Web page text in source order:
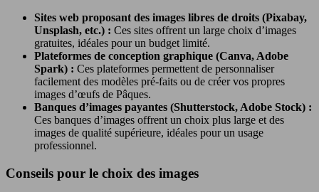
Sites web proposant des images libres de droits (Pixabay,
Unsplash, etc.) : Ces sites offrent un large choix d’images
gratuites, idéales pour un budget limité.
Plateformes de conception graphique (Canva, Adobe
Spark) : Ces plateformes permettent de personnaliser
facilement des modèles pré-faits ou de créer vos propres
images d’œufs de Pâques.
Banques d’images payantes (Shutterstock, Adobe Stock) :
Ces banques d’images offrent un choix plus large et des
images de qualité supérieure, idéales pour un usage
professionnel.
Conseils pour le choix des images